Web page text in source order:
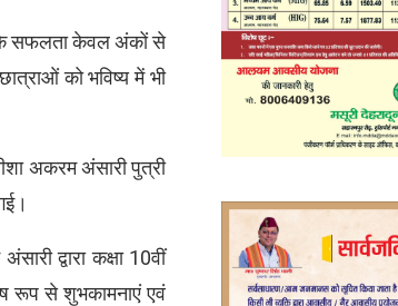
कि सफलता केवल अंकों से
को भविष्य में भी
अकरम अंसारी पुत्री
द्वारा कक्षा 10वीं
रूप से शुभकामनाएं एवं